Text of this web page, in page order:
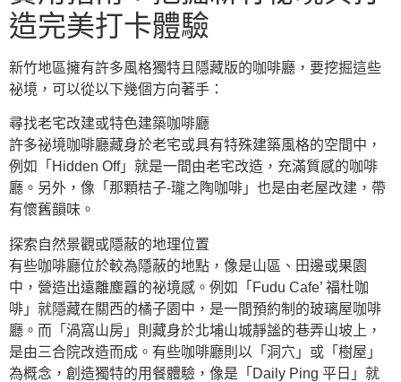
造完美打卡體驗
新竹地區擁有許多風格獨特且隱藏版的咖啡廳，要挖掘這些
祕境，可以從以下幾個方向著手：
尋找老宅改建或特色建築咖啡廳
許多祕境咖啡廳藏身於老宅或具有特殊建築風格的空間中，
例如「Hidden Off」就是一間由老宅改造，充滿質感的咖啡
廳。另外，像「那顆桔子-瓏之陶咖啡」也是由老屋改建，帶
有懷舊韻味。
探索自然景觀或隱蔽的地理位置
有些咖啡廳位於較為隱蔽的地點，像是山區、田邊或果園
中，營造出遠離塵囂的祕境感。例如「Fudu Cafe’ 福杜咖
啡」就隱藏在關西的橘子園中，是一間預約制的玻璃屋咖啡
廳。而「渦窩山房」則藏身於北埔山城靜謐的巷弄山坡上，
是由三合院改造而成。有些咖啡廳則以「洞穴」或「樹屋」
為概念，創造獨特的用餐體驗，像是「Daily Ping 平日」就